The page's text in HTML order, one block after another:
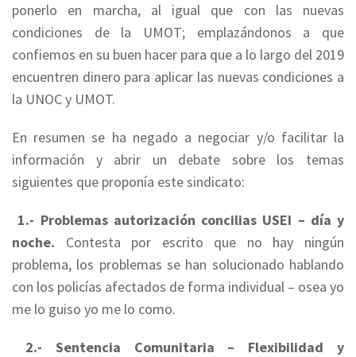
ponerlo en marcha, al igual que con las nuevas
condiciones de la UMOT; emplazándonos a que
confiemos en su buen hacer para que a lo largo del 2019
encuentren dinero para aplicar las nuevas condiciones a
la UNOC y UMOT.
En resumen se ha negado a negociar y/o facilitar la
información y abrir un debate sobre los temas
siguientes que proponía este sindicato:
1.- Problemas autorización concilias USEI – día y
noche. Contesta por escrito que no hay ningún
problema, los problemas se han solucionado hablando
con los policías afectados de forma individual – osea yo
me lo guiso yo me lo como.
2.- Sentencia Comunitaria – Flexibilidad y